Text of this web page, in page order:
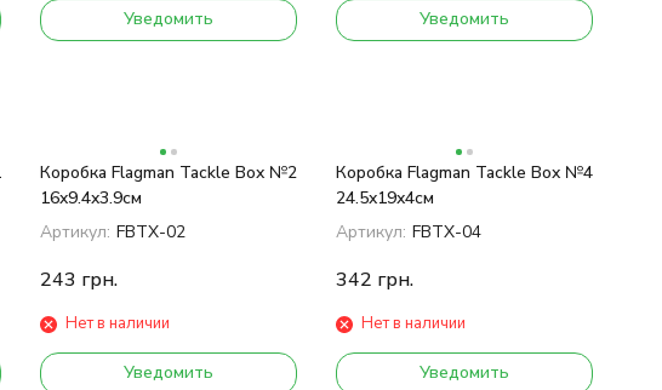
Уведомить Уведомить
Коробка Flagman Tackle Box №2
16x9.4x3.9см
Артикул: FBTX-02
243 грн.
Нет в наличии
Уведомить
Коробка Flagman Tackle Box №4
24.5x19x4см
Артикул: FBTX-04
342 грн.
Нет в наличии
Уведомить